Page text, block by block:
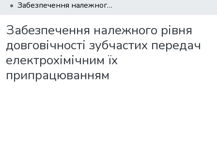
Забезпечення належного рівня довговічності зубчастих передач електрохімічним їх припрацюванням
Забезпечення належного рівня
довговічності зубчастих передач
електрохімічним їх
припрацюванням